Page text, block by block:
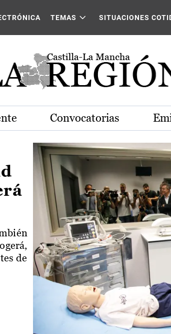
La Mancha
TEMAS SITUACIONES
Convocatorias
de